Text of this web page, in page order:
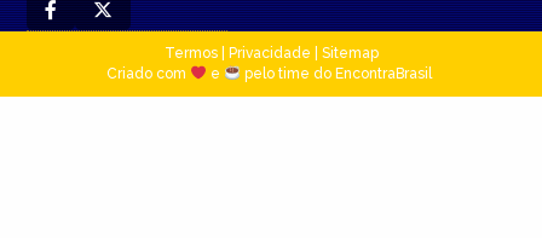
Termos| Privacidade
Sitemap
Criado com
e pelo time do EncontraBrasil